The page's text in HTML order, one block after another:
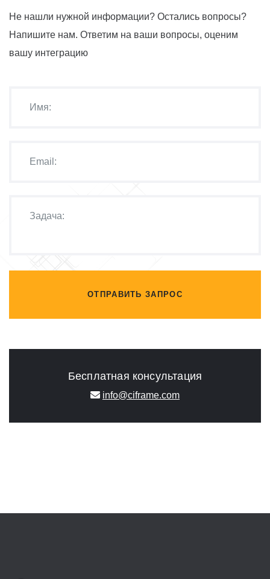
Бесплатная консультация
info@ciframe.com
Не нашли нужной информации? Остались вопросы?
Напишите нам. Ответим на ваши вопросы, оценим
вашу интеграцию
ОТПРАВИТЬ ЗАПРОС